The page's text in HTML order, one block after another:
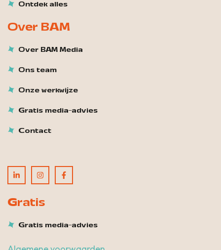
Ontdek alles
Over BAM
Over BAM Media
Ons team
Onze werkwijze
Gratis media-advies
Contact
Gratis
Gratis media-advies